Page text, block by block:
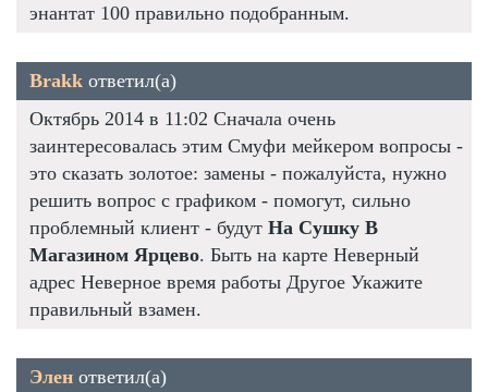
энантат 100 правильно подобранным.
Brakk ответил(а)
Октябрь 2014 в 11:02 Сначала очень
заинтересовалась этим Смуфи мейкером вопросы -
это сказать золотое: замены - пожалуйста, нужно
решить вопрос с графиком - помогут, сильно
проблемный клиент - будут На Сушку В
Магазином Ярцево. Быть на карте Неверный
адрес Неверное время работы Другое Укажите
правильный взамен.
Элен ответил(а)